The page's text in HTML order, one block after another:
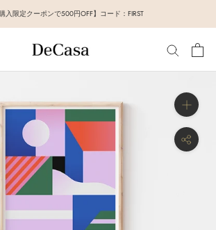
入限定クーポンで500円OFF】コード：FIRST